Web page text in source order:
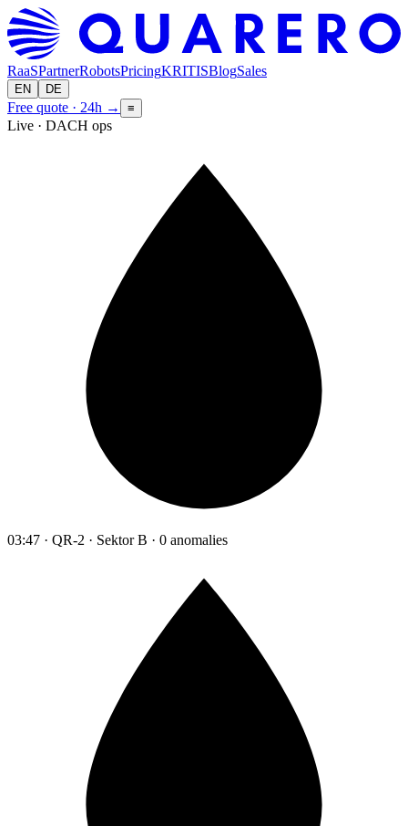
RaaSPartnerRobotsPricingKRITISBlogSales
EN DE
Free quote · 24h → ≡
Live · DACH ops
03:47 · QR-2 · Sektor B · 0 anomalies